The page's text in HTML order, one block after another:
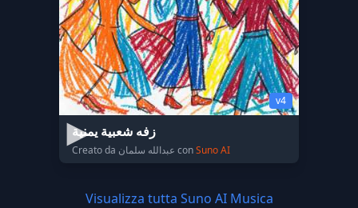
v4
زفه شعبية يمنية
Creato da عبدالله سلمان conSuno AI
Visualizza tutta Suno AI Musica